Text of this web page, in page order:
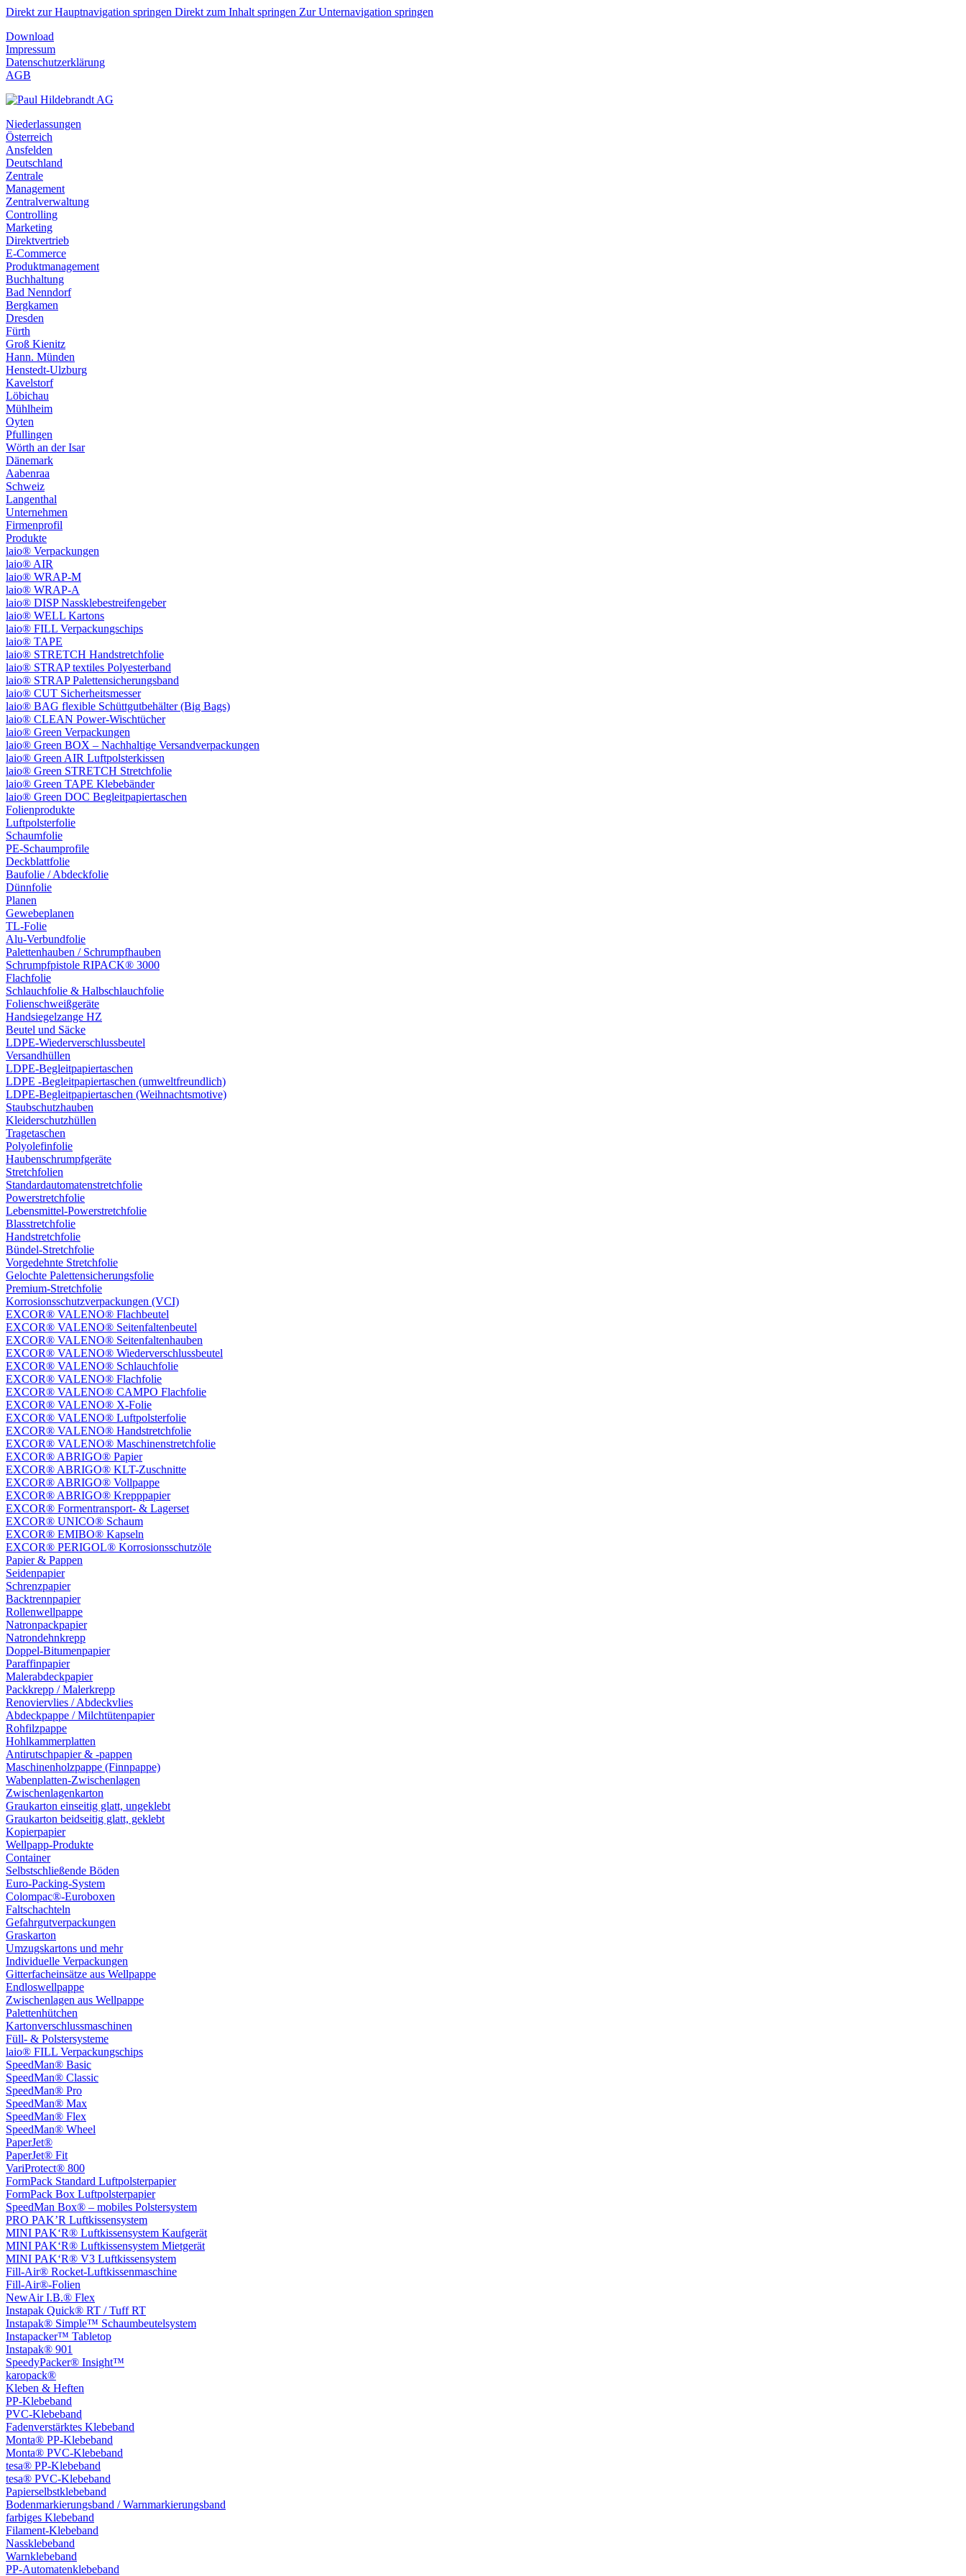
Direkt zur Hauptnavigation springen Direkt zum Inhalt springen Zur Unternavigation springen
Download
Impressum
Datenschutzerklärung
AGB
Niederlassungen
Österreich
Ansfelden
Deutschland
Zentrale
Management
Zentralverwaltung
Controlling
Marketing
Direktvertrieb
E-Commerce
Produktmanagement
Buchhaltung
Bad Nenndorf
Bergkamen
Dresden
Fürth
Groß Kienitz
Hann. Münden
Henstedt-Ulzburg
Kavelstorf
Löbichau
Mühlheim
Oyten
Pfullingen
Wörth an der Isar
Dänemark
Aabenraa
Schweiz
Langenthal
Unternehmen
Firmenprofil
Produkte
laio® Verpackungen
laio® AIR
laio® WRAP-M
laio® WRAP-A
laio® DISP Nassklebestreifengeber
laio® WELL Kartons
laio® FILL Verpackungschips
laio® TAPE
laio® STRETCH Handstretchfolie
laio® STRAP textiles Polyesterband
laio® STRAP Palettensicherungsband
laio® CUT Sicherheitsmesser
laio® BAG flexible Schüttgutbehälter (Big Bags)
laio® CLEAN Power-Wischtücher
laio® Green Verpackungen
laio® Green BOX – Nachhaltige Versandverpackungen
laio® Green AIR Luftpolsterkissen
laio® Green STRETCH Stretchfolie
laio® Green TAPE Klebebänder
laio® Green DOC Begleitpapiertaschen
Folienprodukte
Luftpolsterfolie
Schaumfolie
PE-Schaumprofile
Deckblattfolie
Baufolie / Abdeckfolie
Dünnfolie
Planen
Gewebeplanen
TL-Folie
Alu-Verbundfolie
Palettenhauben / Schrumpfhauben
Schrumpfpistole RIPACK® 3000
Flachfolie
Schlauchfolie & Halbschlauchfolie
Folienschweißgeräte
Handsiegelzange HZ
Beutel und Säcke
LDPE-Wiederverschlussbeutel
Versandhüllen
LDPE-Begleitpapiertaschen
LDPE -Begleitpapiertaschen (umweltfreundlich)
LDPE-Begleitpapiertaschen (Weihnachtsmotive)
Staubschutzhauben
Kleiderschutzhüllen
Tragetaschen
Polyolefinfolie
Haubenschrumpfgeräte
Stretchfolien
Standardautomatenstretchfolie
Powerstretchfolie
Lebensmittel-Powerstretchfolie
Blasstretchfolie
Handstretchfolie
Bündel-Stretchfolie
Vorgedehnte Stretchfolie
Gelochte Palettensicherungsfolie
Premium-Stretchfolie
Korrosionsschutzverpackungen (VCI)
EXCOR® VALENO® Flachbeutel
EXCOR® VALENO® Seitenfaltenbeutel
EXCOR® VALENO® Seitenfaltenhauben
EXCOR® VALENO® Wiederverschlussbeutel
EXCOR® VALENO® Schlauchfolie
EXCOR® VALENO® Flachfolie
EXCOR® VALENO® CAMPO Flachfolie
EXCOR® VALENO® X-Folie
EXCOR® VALENO® Luftpolsterfolie
EXCOR® VALENO® Handstretchfolie
EXCOR® VALENO® Maschinenstretchfolie
EXCOR® ABRIGO® Papier
EXCOR® ABRIGO® KLT-Zuschnitte
EXCOR® ABRIGO® Vollpappe
EXCOR® ABRIGO® Krepppapier
EXCOR® Formentransport- & Lagerset
EXCOR® UNICO® Schaum
EXCOR® EMIBO® Kapseln
EXCOR® PERIGOL® Korrosionsschutzöle
Papier & Pappen
Seidenpapier
Schrenzpapier
Backtrennpapier
Rollenwellpappe
Natronpackpapier
Natrondehnkrepp
Doppel-Bitumenpapier
Paraffinpapier
Malerabdeckpapier
Packkrepp / Malerkrepp
Renoviervlies / Abdeckvlies
Abdeckpappe / Milchtütenpapier
Rohfilzpappe
Hohlkammerplatten
Antirutschpapier & -pappen
Maschinenholzpappe (Finnpappe)
Wabenplatten-Zwischenlagen
Zwischenlagenkarton
Graukarton einseitig glatt, ungeklebt
Graukarton beidseitig glatt, geklebt
Kopierpapier
Wellpapp-Produkte
Container
Selbstschließende Böden
Euro-Packing-System
Colompac®-Euroboxen
Faltschachteln
Gefahrgutverpackungen
Graskarton
Umzugskartons und mehr
Individuelle Verpackungen
Gitterfacheinsätze aus Wellpappe
Endloswellpappe
Zwischenlagen aus Wellpappe
Palettenhütchen
Kartonverschlussmaschinen
Füll- & Polstersysteme
laio® FILL Verpackungschips
SpeedMan® Basic
SpeedMan® Classic
SpeedMan® Pro
SpeedMan® Max
SpeedMan® Flex
SpeedMan® Wheel
PaperJet®
PaperJet® Fit
VariProtect® 800
FormPack Standard Luftpolsterpapier
FormPack Box Luftpolsterpapier
SpeedMan Box® – mobiles Polstersystem
PRO PAK’R Luftkissensystem
MINI PAK‘R® Luftkissensystem Kaufgerät
MINI PAK‘R® Luftkissensystem Mietgerät
MINI PAK‘R® V3 Luftkissensystem
Fill-Air® Rocket-Luftkissenmaschine
Fill-Air®-Folien
NewAir I.B.® Flex
Instapak Quick® RT / Tuff RT
Instapak® Simple™ Schaumbeutelsystem
Instapacker™ Tabletop
Instapak® 901
SpeedyPacker® Insight™
karopack®
Kleben & Heften
PP-Klebeband
PVC-Klebeband
Fadenverstärktes Klebeband
Monta® PP-Klebeband
Monta® PVC-Klebeband
tesa® PP-Klebeband
tesa® PVC-Klebeband
Papierselbstklebeband
Bodenmarkierungsband / Warnmarkierungsband
farbiges Klebeband
Filament-Klebeband
Nassklebeband
Warnklebeband
PP-Automatenklebeband